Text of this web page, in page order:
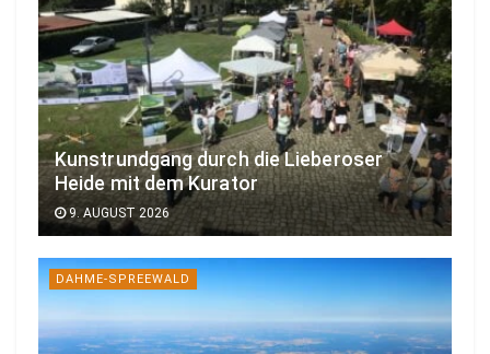
Kunstrundgang durch die Lieberoser
Heide mit dem Kurator
9. AUGUST 2026
DAHME-SPREEWALD